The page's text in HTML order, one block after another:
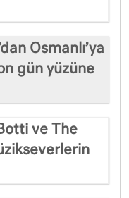
Osmanlı’ya
gün yüzüne
ve The